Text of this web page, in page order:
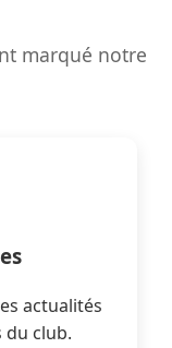
marqué notre
actualités
du club.